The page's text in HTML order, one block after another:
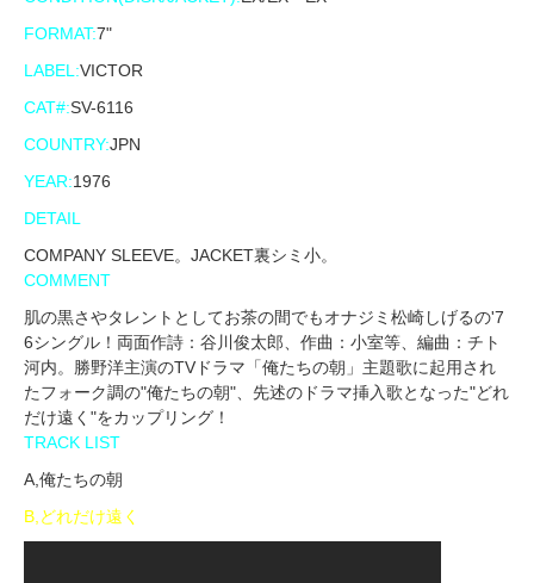
FORMAT:7"
LABEL:VICTOR
CAT#:SV-6116
COUNTRY:JPN
YEAR:1976
DETAIL
COMPANY SLEEVE。JACKET裏シミ小。
COMMENT
肌の黒さやタレントとしてお茶の間でもオナジミ松崎しげるの'7
6シングル！両面作詩：谷川俊太郎、作曲：小室等、編曲：チト
河内。勝野洋主演のTVドラマ「俺たちの朝」主題歌に起用され
たフォーク調の"俺たちの朝"、先述のドラマ挿入歌となった"どれ
だけ遠く"をカップリング！
TRACK LIST
A,俺たちの朝
B,どれだけ遠く